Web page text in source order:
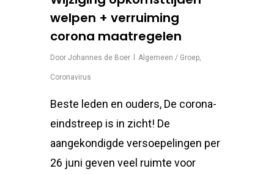
welpen + verruiming
corona maatregelen
Door Johannes de Boer Algemeen / Groep,
Coronavirus
Beste leden en ouders, De corona-
eindstreep is in zicht! De
aangekondigde versoepelingen per
26 juni geven veel ruimte voor